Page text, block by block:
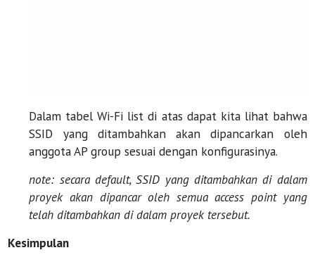
Dalam tabel Wi-Fi list di atas dapat kita lihat bahwa
SSID yang ditambahkan akan dipancarkan oleh
anggota AP group sesuai dengan konfigurasinya.
note: secara default, SSID yang ditambahkan di dalam
proyek akan dipancar oleh semua access point yang
telah ditambahkan di dalam proyek tersebut.
Kesimpulan